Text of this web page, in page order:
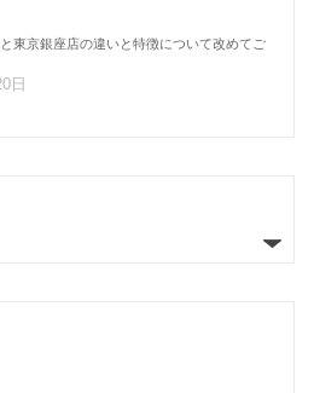
と東京銀座店の違いと特徴について改めてご
日